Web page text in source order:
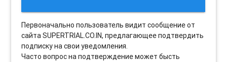
Первоначально пользователь видит сообщение от
сайта SUPERTRIAL.CO.IN, предлагающее подтвердить
подписку на свои уведомления.
Часто вопрос на подтверждение может бысть